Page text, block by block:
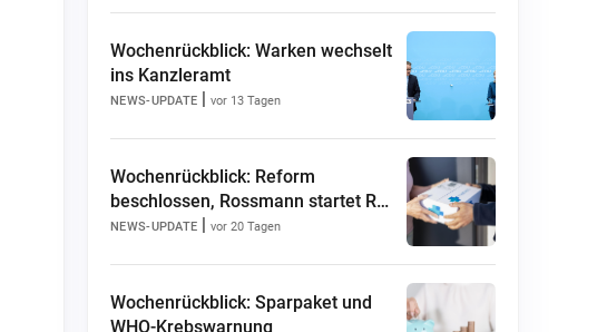
Wochenrückblick: Warken wechselt
ins Kanzleramt
NEWS-UPDATE |vor 13 Tagen
Wochenrückblick: Reform
beschlossen, Rossmann startet Rx-
Versand
NEWS-UPDATE |vor 20 Tagen
Wochenrückblick: Sparpaket und
WHO-Krebswarnung